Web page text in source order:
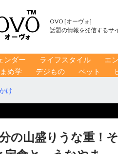
OVO [オーヴォ]
話題の情報を発信するサ
ンダー ライフスタイル エ
まめ学 デジもの ペット
け
の山盛りうな重！